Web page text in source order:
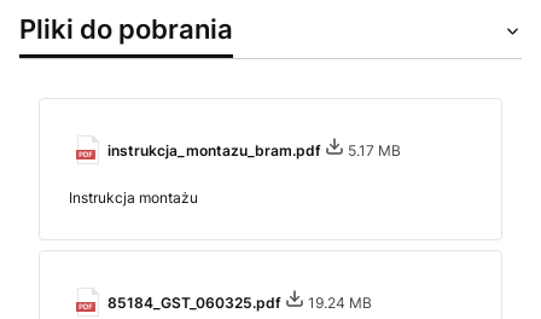
Pliki do pobrania
instrukcja_montazu_bram.pdf 5.17 MB
Instrukcja montażu
85184_GST_060325.pdf 19.24 MB